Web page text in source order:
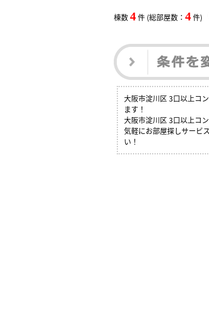
棟数4件 (総部屋数： 4件)
大阪市淀川区 3口以上コ
ます！
大阪市淀川区 3口以上コ
気軽にお部屋探しサービ
い！